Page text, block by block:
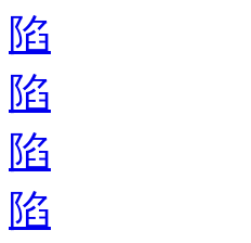
陷
陷
陷
陷